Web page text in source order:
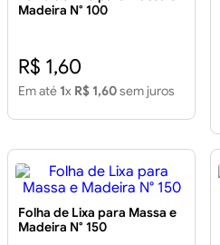
Madeira N° 100
R$ 1,60
Em até 1x R$ 1,60sem juros
Folha de Lixa para Massa e
Madeira N° 150